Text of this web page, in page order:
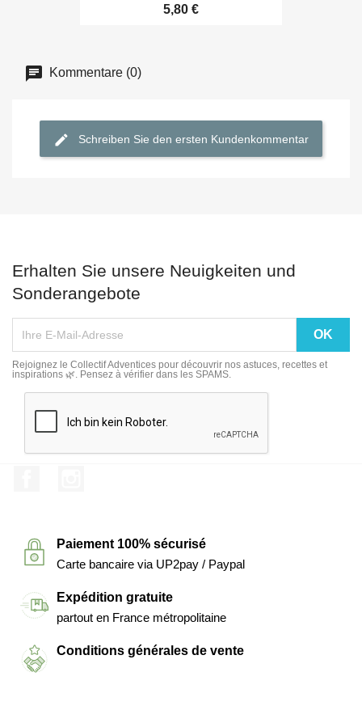
5,80 €
Kommentare (0)
Schreiben Sie den ersten Kundenkommentar
Erhalten Sie unsere Neuigkeiten und
Sonderangebote
Rejoignez le Collectif Adventices pour découvrir nos astuces, recettes et
inspirations 🌿. Pensez à vérifier dans les SPAMS.
Paiement 100% sécurisé
Carte bancaire via UP2pay / Paypal
Expédition gratuite
partout en France métropolitaine
Conditions générales de vente